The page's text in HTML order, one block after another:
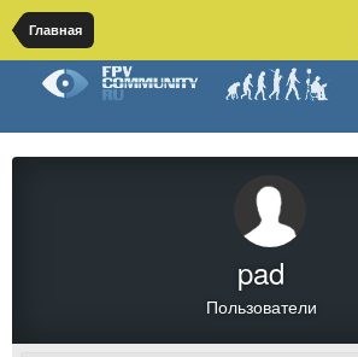
Главная
pad
Пользователи